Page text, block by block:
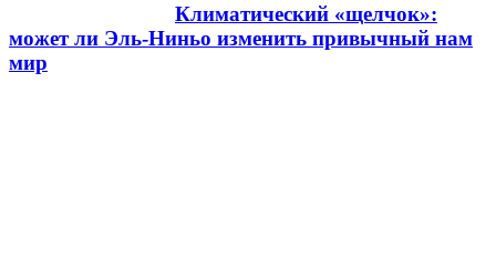
Климатический «щелчок»:
может ли Эль-Ниньо изменить привычный нам
мир